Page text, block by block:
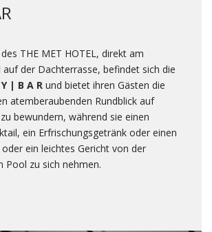
THE MET HOTEL, direkt am
der Dachterrasse, befindet sich die
Y | B A R und bietet ihren Gästen die
atemberaubenden Rundblick auf
zu bewundern, während sie einen
ein Erfrischungsgetränk oder einen
ein leichtes Gericht von der
Pool zu sich nehmen.